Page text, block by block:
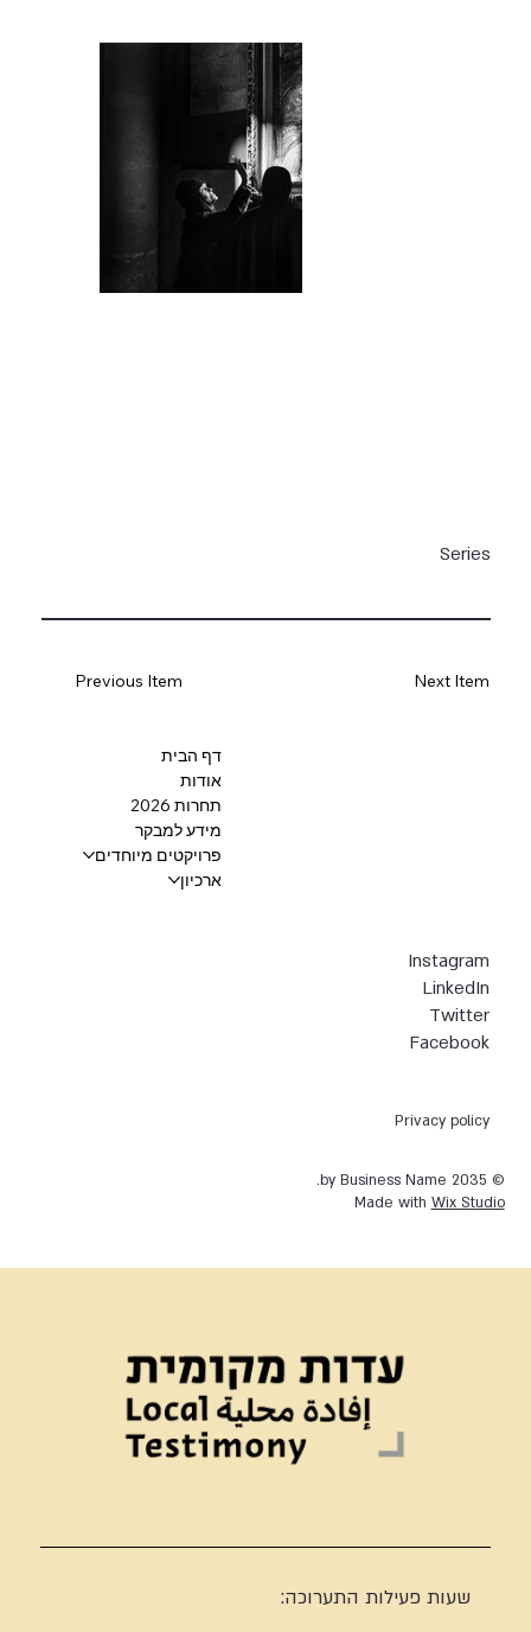
Series
Next Item
Previous Item
Privacy policy
© 2035 by Business Name.
Made with Wix Studio
Instagram
LinkedIn
Twitter
Facebook
דף הבית
אודות
תחרות 2026
מידע למבקר
פרויקטים מיוחדים
ארכיון
שעות פעילות התערוכה: